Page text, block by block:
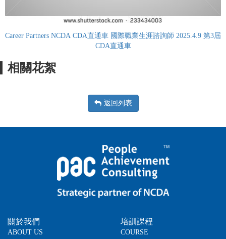
Career Partners NCDA CDA直通車 國際職業生涯諮詢師 2025.4.9 第3屆
CDA直通車
相關花絮
返回列表
關於我們
ABOUT US
培訓課程
COURSE